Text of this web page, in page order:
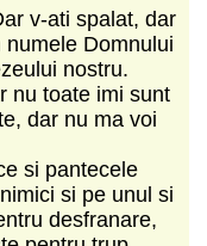
v-ati spalat, dar
Domnului
nostru.
nu toate imi sunt
dar nu ma voi
si pantecele
si pe unul si
desfranare,